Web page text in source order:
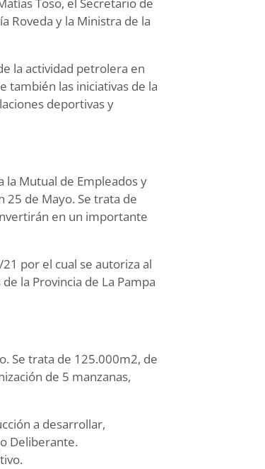
Toso, el Secretario de
Roveda y la Ministra de la
la actividad petrolera en
también las iniciativas de la
deportivas y
la Mutual de Empleados y
25 de Mayo. Se trata de
en un importante
por el cual se autoriza al
la Provincia de La Pampa
Se trata de 125.000m2, de
de 5 manzanas,
a desarrollar,
Deliberante.